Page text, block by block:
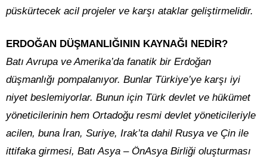
püskürtecek acil projeler ve karşı ataklar geliştirmelidir.
ERDOĞAN DÜŞMANLIĞININ KAYNAĞI NEDİR?
Batı Avrupa ve Amerika’da fanatik bir Erdoğan
düşmanlığı pompalanıyor. Bunlar Türkiye’ye karşı iyi
niyet beslemiyorlar. Bunun için Türk devlet ve hükümet
yöneticilerinin hem Ortadoğu resmi devlet yöneticileriyle
acilen, buna İran, Suriye, Irak’ta dahil Rusya ve Çin ile
ittifaka girmesi, Batı Asya – ÖnAsya Birliği oluşturması